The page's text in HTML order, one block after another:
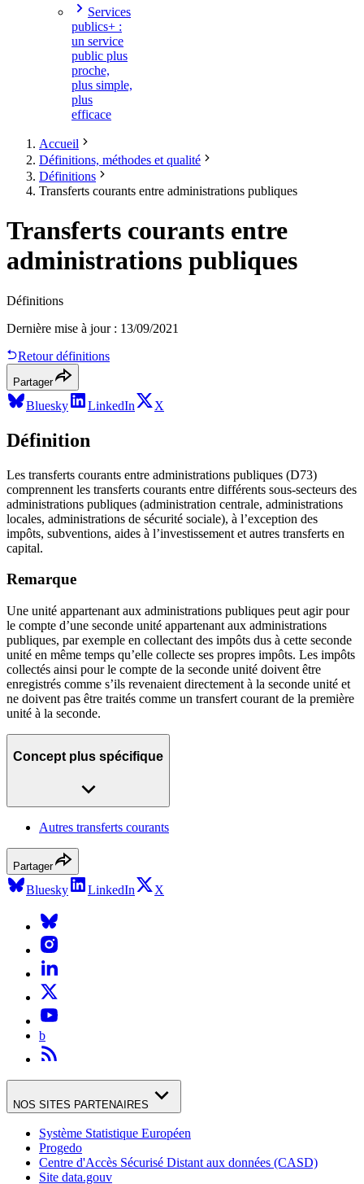
Services
publics+ :
un service
public plus
proche,
plus simple,
plus
efficace
Accueil
Définitions, méthodes et qualité
Définitions
Transferts courants entre administrations publiques
Transferts courants entre
administrations publiques
Définitions
Dernière mise à jour: 13/09/2021
Retour définitions
Partager
Bluesky LinkedIn X
Définition
Les transferts courants entre administrations publiques (D73)
comprennent les transferts courants entre différents sous-secteurs des
administrations publiques (administration centrale, administrations
locales, administrations de sécurité sociale), à l’exception des
impôts, subventions, aides à l’investissement et autres transferts en
capital.
Remarque
Une unité appartenant aux administrations publiques peut agir pour
le compte d’une seconde unité appartenant aux administrations
publiques, par exemple en collectant des impôts dus à cette seconde
unité en même temps qu’elle collecte ses propres impôts. Les impôts
collectés ainsi pour le compte de la seconde unité doivent être
enregistrés comme s’ils revenaient directement à la seconde unité et
ne doivent pas être traités comme un transfert courant de la première
unité à la seconde.
Concept plus spécifique
Autres transferts courants
Partager
Bluesky LinkedIn X
b
NOS SITES PARTENAIRES
Système Statistique Européen
Progedo
Centre d'Accès Sécurisé Distant aux données (CASD)
Site data.gouv